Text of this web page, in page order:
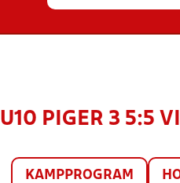
U10 PIGER 3 5:5
KAMPPROGRAM